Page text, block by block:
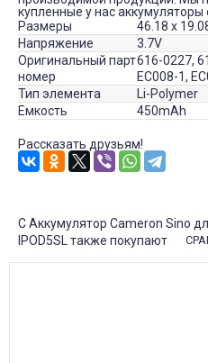
купленные у нас
Размеры
46.18 x
Напряжение
3.7V
Оригинальный парт
номер
616-0227,
EC008-1,
Тип элемента
Li-Polymer
Емкость
450mAh
Рассказать друзьям!
С Аккумулятор Cameron Sino
IPOD5SL также покупают